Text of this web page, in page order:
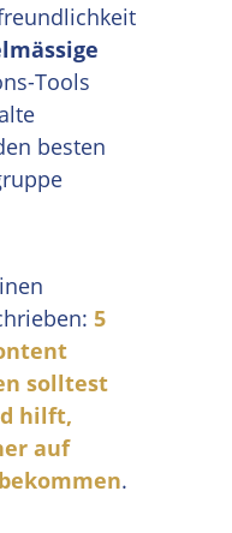
Tools
besten
5
solltest
hilft,
auf
.